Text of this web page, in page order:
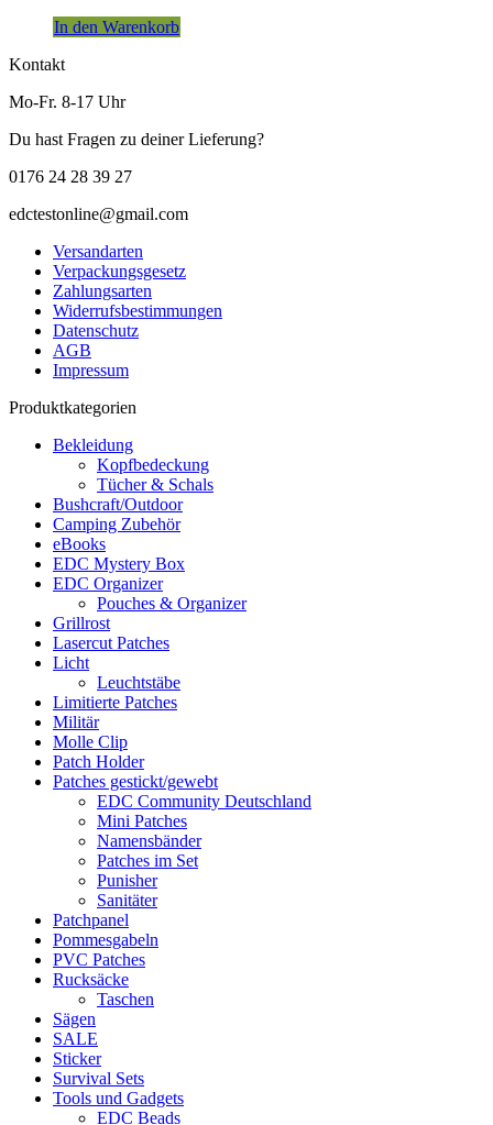
In den Warenkorb
Kontakt
Mo-Fr. 8-17 Uhr
Du hast Fragen zu deiner Lieferung?
0176 24 28 39 27
edctestonline@gmail.com
Versandarten
Verpackungsgesetz
Zahlungsarten
Widerrufsbestimmungen
Datenschutz
AGB
Impressum
Produktkategorien
Bekleidung
Kopfbedeckung
Tücher & Schals
Bushcraft/Outdoor
Camping Zubehör
eBooks
EDC Mystery Box
EDC Organizer
Pouches & Organizer
Grillrost
Lasercut Patches
Licht
Leuchtstäbe
Limitierte Patches
Militär
Molle Clip
Patch Holder
Patches gestickt/gewebt
EDC Community Deutschland
Mini Patches
Namensbänder
Patches im Set
Punisher
Sanitäter
Patchpanel
Pommesgabeln
PVC Patches
Rucksäcke
Taschen
Sägen
SALE
Sticker
Survival Sets
Tools und Gadgets
EDC Beads